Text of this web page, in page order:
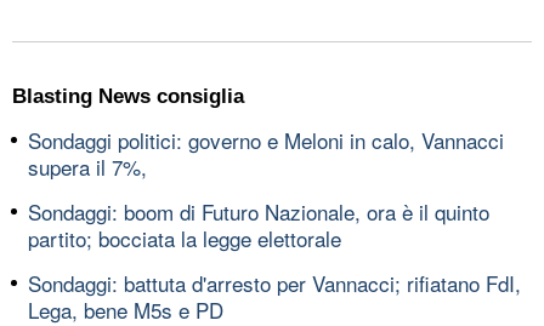
Blasting News consiglia
Sondaggi politici: governo e Meloni in calo, Vannacci
supera il 7%,
Sondaggi: boom di Futuro Nazionale, ora è il quinto
partito; bocciata la legge elettorale
Sondaggi: battuta d'arresto per Vannacci; rifiatano FdI,
Lega, bene M5s e PD